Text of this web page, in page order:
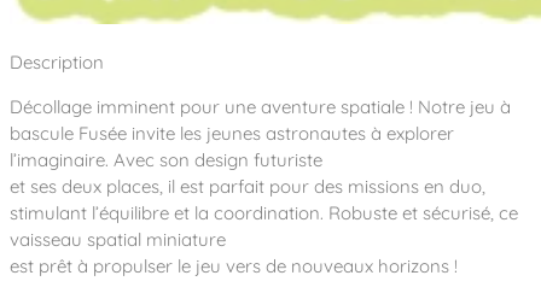
Notre partenariat avec l’association Rêves de clown
Nos Garanties
Notre concept
Notre entreprise
Notre équipe
Nous rejoindre
Tous nos jeux
Jeux inclusifs
Jeux recyclés
Nos univers
Sport & Fitness Sport&Co®
Agrès fitness
Parcours de santé
Stadium Arena
Street workout
Mobilier & accessoires
Mobilier urbain
Accessoires ludiques
Nos clients
Collectivités
Description
Décollage imminent pour une aventure spatiale ! Notre jeu à
bascule Fusée invite les jeunes astronautes à explorer
l’imaginaire. Avec son design futuriste
et ses deux places, il est parfait pour des missions en duo,
stimulant l’équilibre et la coordination. Robuste et sécurisé, ce
vaisseau spatial miniature
est prêt à propulser le jeu vers de nouveaux horizons !